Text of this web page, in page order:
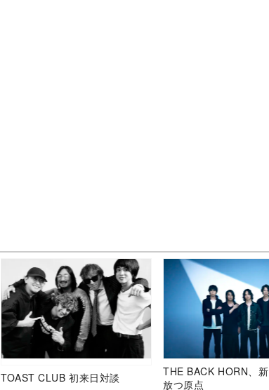
TOAST CLUB 初来日対談
THE BACK HORN、
放つ原点